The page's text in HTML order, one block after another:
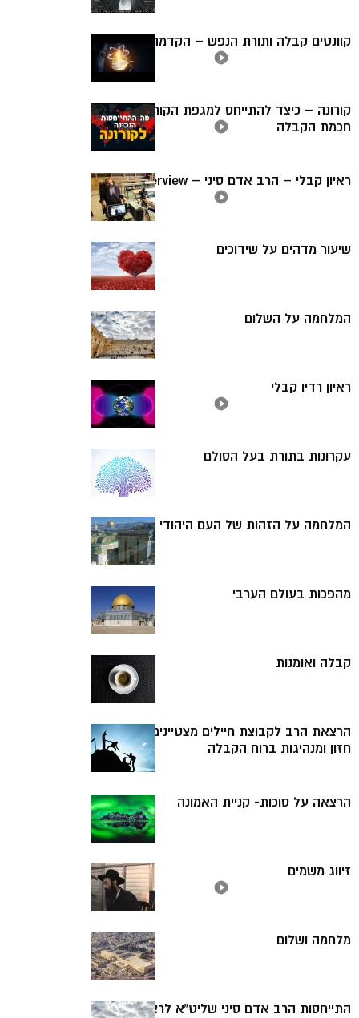
קוונטים קבלה ותורת הנפש – הקדמה
קורונה – כיצד להתייחס למגפת הקורונה על פי
חכמת הקבלה
ראיון קבלי – הרב אדם סיני – The Interview
שיעור מדהים על שידוכים
המלחמה על השלום
ראיון רדיו קבלי
עקרונות בתורת בעל הסולם
המלחמה על הזהות של העם היהודי
מהפכות בעולם הערבי
קבלה ואומנות
הרצאת הרב לקבוצת חיילים מצטיינים בנושא-
חזון ומנהיגות ברוח הקבלה
הרצאה על סוכות- קניית האמונה
זיווג משמים
מלחמה ושלום
התייחסות הרב אדם סיני שליט”א לרצח בנינו